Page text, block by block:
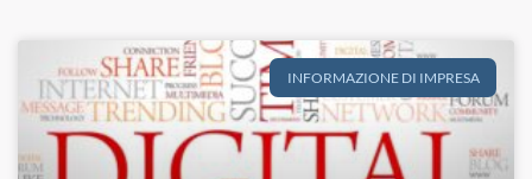
INFORMAZIONE DI IMPRESA